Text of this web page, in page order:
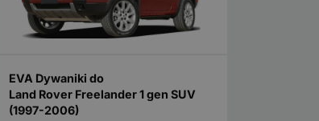
EVA Dywaniki do
Land Rover Freelander 1 gen SUV
(1997-2006)